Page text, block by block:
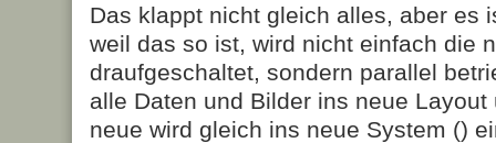
Das klappt nicht gleich alles, aber es
weil das so ist, wird nicht einfach die
draufgeschaltet, sondern parallel
alle Daten und Bilder ins neue
neue wird gleich ins neue System ()